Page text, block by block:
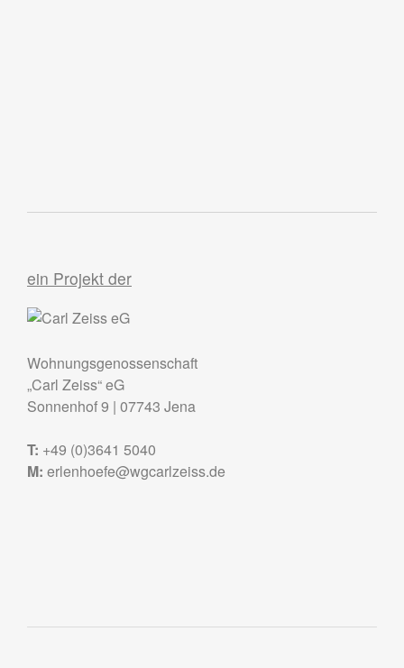
ein Projekt der
Wohnungsgenossenschaft
„Carl Zeiss“ eG
Sonnenhof 9 | 07743 Jena
T: +49 (0)3641 5040
M: erlenhoefe@wgcarlzeiss.de